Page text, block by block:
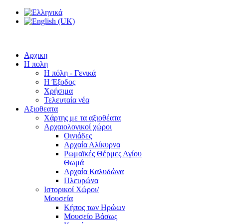
Αρχικη
Η πολη
Η πόλη - Γενικά
Η Έξοδος
Χρήσιμα
Τελευταία νέα
Αξιοθεατα
Χάρτης με τα αξιοθέατα
Αρχαιολογικοί χώροι
Οινιάδες
Αρχαία Αλίκυρνα
Ρωμαϊκές Θέρμες Αγίου
Θωμά
Αρχαία Καλυδώνα
Πλευρώνα
Ιστορικοί Χώροι/
Μουσεία
Κήπος των Ηρώων
Μουσείο Βάσως